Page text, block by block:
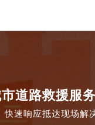
道路救援服
快速响应抵达现场解